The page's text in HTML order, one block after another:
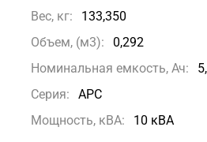
Вес, кг:
133,350
Объем, (м3):
0,292
Номинальная емкость, Ач:
Серия:
APC
Мощность, кВА:
10 кВА